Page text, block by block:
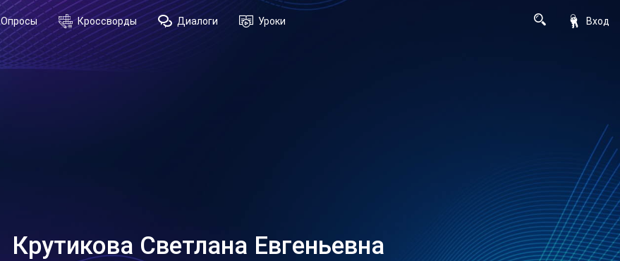
Вход
Опросы Кроссворды Диалоги Уроки
Крутикова Светлана Евгеньевна